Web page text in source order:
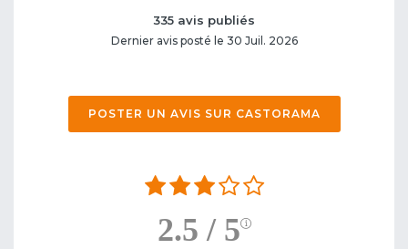
335 avis publiés
Dernier avis posté le 30 Juil. 2026
POSTER UN AVIS SUR CASTORAMA
2.5 / 5